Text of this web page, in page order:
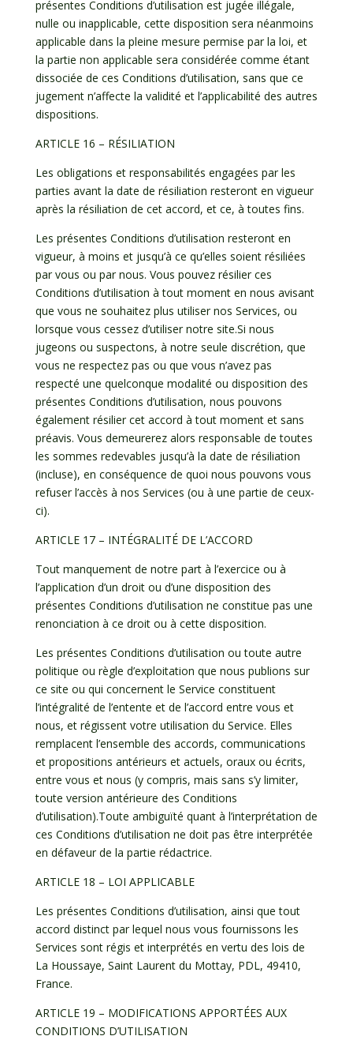
présentes Conditions d’utilisation est jugée illégale,
nulle ou inapplicable, cette disposition sera néanmoins
applicable dans la pleine mesure permise par la loi, et
la partie non applicable sera considérée comme étant
dissociée de ces Conditions d’utilisation, sans que ce
jugement n’affecte la validité et l’applicabilité des autres
dispositions.
ARTICLE 16 – RÉSILIATION
Les obligations et responsabilités engagées par les
parties avant la date de résiliation resteront en vigueur
après la résiliation de cet accord, et ce, à toutes fins.
Les présentes Conditions d’utilisation resteront en
vigueur, à moins et jusqu’à ce qu’elles soient résiliées
par vous ou par nous. Vous pouvez résilier ces
Conditions d’utilisation à tout moment en nous avisant
que vous ne souhaitez plus utiliser nos Services, ou
lorsque vous cessez d’utiliser notre site.Si nous
jugeons ou suspectons, à notre seule discrétion, que
vous ne respectez pas ou que vous n’avez pas
respecté une quelconque modalité ou disposition des
présentes Conditions d’utilisation, nous pouvons
également résilier cet accord à tout moment et sans
préavis. Vous demeurerez alors responsable de toutes
les sommes redevables jusqu’à la date de résiliation
(incluse), en conséquence de quoi nous pouvons vous
refuser l’accès à nos Services (ou à une partie de ceux-
ci).
ARTICLE 17 – INTÉGRALITÉ DE L’ACCORD
Tout manquement de notre part à l’exercice ou à
l’application d’un droit ou d’une disposition des
présentes Conditions d’utilisation ne constitue pas une
renonciation à ce droit ou à cette disposition.
Les présentes Conditions d’utilisation ou toute autre
politique ou règle d’exploitation que nous publions sur
ce site ou qui concernent le Service constituent
l’intégralité de l’entente et de l’accord entre vous et
nous, et régissent votre utilisation du Service. Elles
remplacent l’ensemble des accords, communications
et propositions antérieurs et actuels, oraux ou écrits,
entre vous et nous (y compris, mais sans s’y limiter,
toute version antérieure des Conditions
d’utilisation).Toute ambiguïté quant à l’interprétation de
ces Conditions d’utilisation ne doit pas être interprétée
en défaveur de la partie rédactrice.
ARTICLE 18 – LOI APPLICABLE
Les présentes Conditions d’utilisation, ainsi que tout
accord distinct par lequel nous vous fournissons les
Services sont régis et interprétés en vertu des lois de
La Houssaye, Saint Laurent du Mottay, PDL, 49410,
France.
ARTICLE 19 – MODIFICATIONS APPORTÉES AUX
CONDITIONS D’UTILISATION